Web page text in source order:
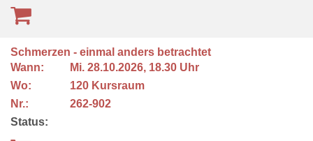
Schmerzen - einmal anders betrachtet
Wann:
Mi. 28.10.2026, 18.30 Uhr
Wo:
120 Kursraum
Nr.:
262-902
Status: